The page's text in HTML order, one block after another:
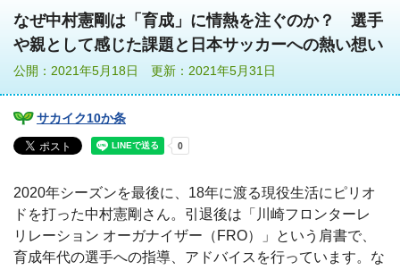
なぜ中村憲剛は「育成」に情熱を注ぐのか？ 選手
や親として感じた課題と日本サッカーへの熱い想い
公開：2021年5月18日 更新：2021年5月31日
サカイク10か条
2020年シーズンを最後に、18年に渡る現役生活にピリオ
ドを打った中村憲剛さん。引退後は「川崎フロンターレ
リレーション オーガナイザー（FRO）」という肩書で、
育成年代の選手への指導、アドバイスを行っています。な